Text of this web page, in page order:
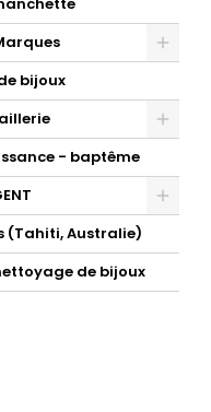
bijoux
- baptême
(Tahiti, Australie)
de bijoux